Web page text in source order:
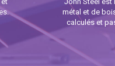
métal et de
calculés et